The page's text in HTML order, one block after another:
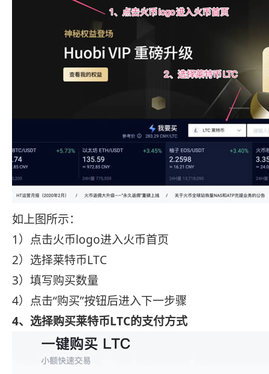
如上图所示：
1）点击火币logo进入火币首页
2）选择莱特币LTC
3）填写购买数量
4）点击“购买”按钮后进入下一步骤
4、选择购买莱特币LTC的支付方式